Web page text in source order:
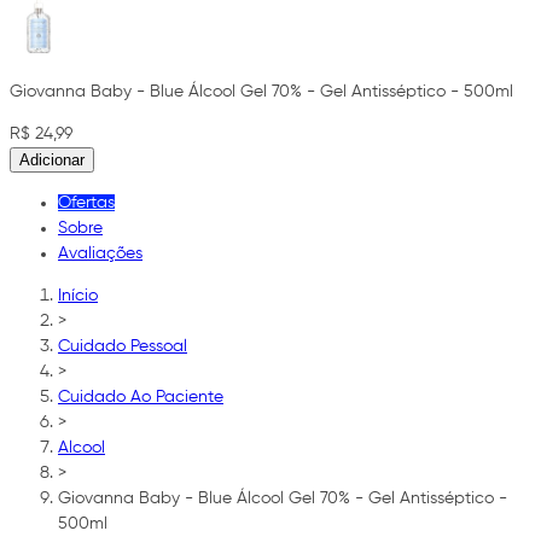
Giovanna Baby - Blue Álcool Gel 70% - Gel Antisséptico - 500ml
R$ 24,99
Adicionar
Ofertas
Sobre
Avaliações
Início
>
Cuidado Pessoal
>
Cuidado Ao Paciente
>
Alcool
>
Giovanna Baby - Blue Álcool Gel 70% - Gel Antisséptico -
500ml